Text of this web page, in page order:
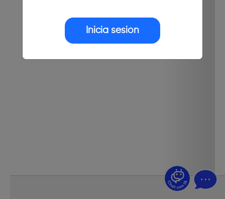
Inicia sesión